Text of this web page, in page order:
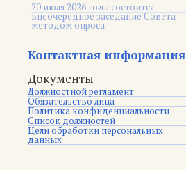
20 июля 2026 года состоится
внеочередное заседание Совета
методом опроса
Контактная информация
Документы
Должностной регламент
Обязательство лица
Политика конфиденциальности
Список должностей
Цели обработки персональных
данных